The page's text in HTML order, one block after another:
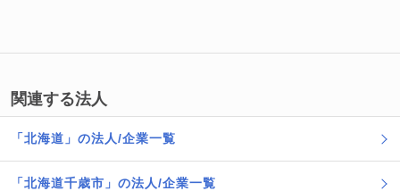
関連する法人
「北海道」の法人/企業一覧
「北海道千歳市」の法人/企業一覧